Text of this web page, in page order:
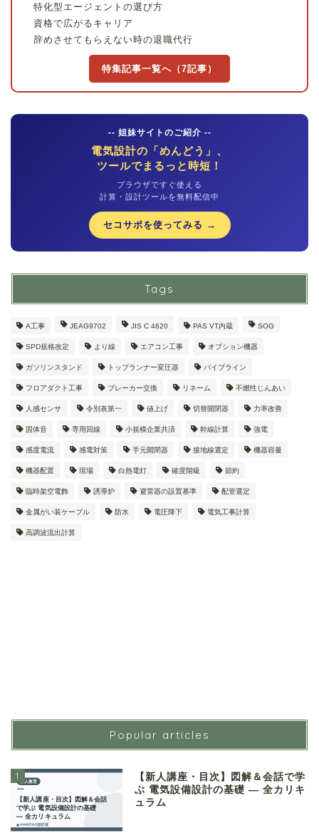
特化型エージェントの選び方
資格で広がるキャリア
辞めさせてもらえない時の退職代行
特集記事一覧へ（7記事）
-- 姐妹サイトのご紹介 --
電気設計の「めんどう」、
ツールでまるっと時短！
ブラウザですぐ使える
計算・設計ツールを無料配信中
セコサポを使ってみる →
Tags
A工事 JEAG9702 JIS C 4620 PAS VT内蔵 SOG
SPD規格改定 より線 エアコン工事 オプション機器
ガソリンスタンド トップランナー変圧器 パイプライン
フロアダクト工事 ブレーカー交換 リネーム 不燃性じんあい
人感センサ 令別表第一 値上げ 切替開閉器 力率改善
固体音 専用回線 小規模企業共済 幹線計算 強電
感度電流 感電対策 手元開閉器 接地線選定 機器容量
機器配置 現場 白熱電灯 確度階級 節約
臨時架空電飾 誘導炉 避雷器の設置基準 配管選定
金属がい装ケーブル 防水 電圧降下 電気工事計算
高調波流出計算
Popular articles
1
【新人講座・目次】図解＆会話で学
ぶ 電気設備設計の基礎 ― 全カリキ
ュラム